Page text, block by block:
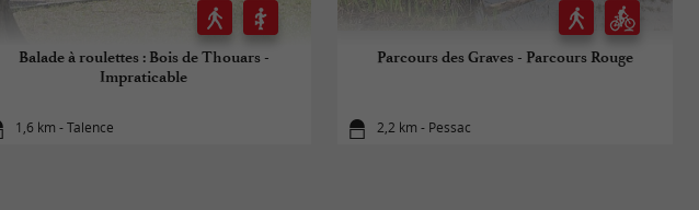
Balade à roulettes : Bois de Thouars -
Impraticable
1,6 km - Talence
Parcours des Graves - Parcours Rouge
2,2 km - Pessac